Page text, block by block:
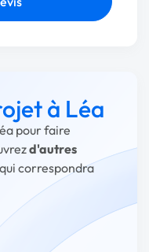
à Léa
pour faire
d'autres
correspondra